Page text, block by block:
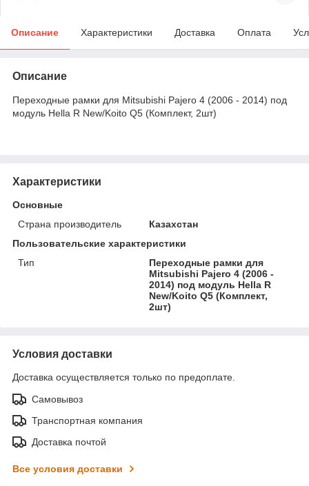
Описание Характеристики Доставка Оплата
Описание
Переходные рамки для Mitsubishi Pajero 4 (2006 - 2014) под
модуль Hella R New/Koito Q5 (Комплект, 2шт)
Характеристики
Основные
Страна производитель
Казахстан
Пользовательские характеристики
Тип
Переходные рамки для
Mitsubishi Pajero 4 (2006 -
2014) под модуль Hella R
New/Koito Q5 (Комплект,
2шт)
Условия доставки
Доставка осуществляется только по предоплате.
Самовывоз
Транспортная компания
Доставка почтой
Все условия доставки